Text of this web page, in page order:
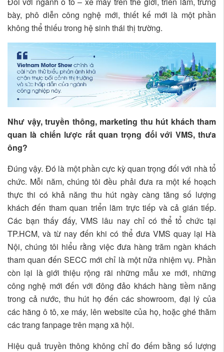
bày, phô diễn công nghệ mới, thiết kế mới là một phần
không thể thiếu trong hệ sinh thái thị trường.
Như vậy, truyền thông, marketing thu hút khách tham
quan là chiến lược rất quan trọng đối với VMS, thưa
ông?
Đúng vậy. Đó là một phần cực kỳ quan trọng đối với nhà tổ
chức. Mỗi năm, chúng tôi đều phải đưa ra một kế hoạch
thực thi có khả năng thu hút ngày càng tăng số lượng
khách đến tham quan triển lãm trực tiếp và cả gián tiếp.
Các bạn thấy đấy, VMS lâu nay chỉ có thể tổ chức tại
TP.HCM, và từ nay đến khi có thể đưa VMS quay lại Hà
Nội, chúng tôi hiểu rằng việc đưa hàng trăm ngàn khách
tham quan đến SECC mới chỉ là một nửa nhiệm vụ. Phần
còn lại là giới thiệu rộng rãi những mẫu xe mới, những
công nghệ mới đến với đông đảo khách hàng tiềm năng
trong cả nước, thu hút họ đến các showroom, đại lý của
các hãng ô tô, xe máy, lên website của họ, hoặc ghé thăm
các trang fanpage trên mạng xã hội.
Hiệu quả truyền thông không chỉ đo đếm bằng số lượng